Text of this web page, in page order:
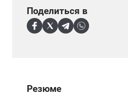
Резюме
Поделиться в